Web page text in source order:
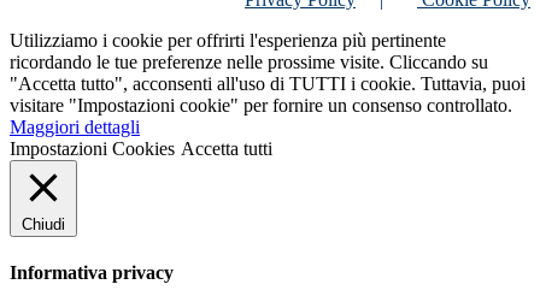
Utilizziamo i cookie per offrirti l'esperienza più pertinente
ricordando le tue preferenze nelle prossime visite. Cliccando su
"Accetta tutto", acconsenti all'uso di TUTTI i cookie. Tuttavia, puoi
visitare "Impostazioni cookie" per fornire un consenso controllato.
Maggiori dettagli
Impostazioni Cookies Accetta tutti
Chiudi
Informativa privacy